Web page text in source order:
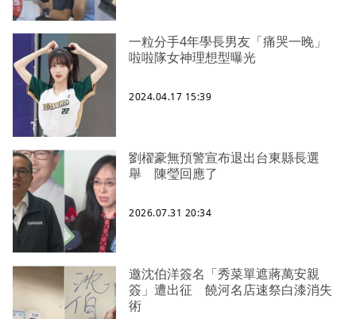
一粒分手4年學長男友「痛哭一晚」
啦啦隊女神理想型曝光
2024.04.17 15:39
劉櫂豪無預警宣布退出台東縣長選
舉 陳瑩回應了
2026.07.31 20:34
邀沈伯洋簽名「秀菜單遮蔣萬安親
簽」遭出征 饒河名店速祭白漆消失
術